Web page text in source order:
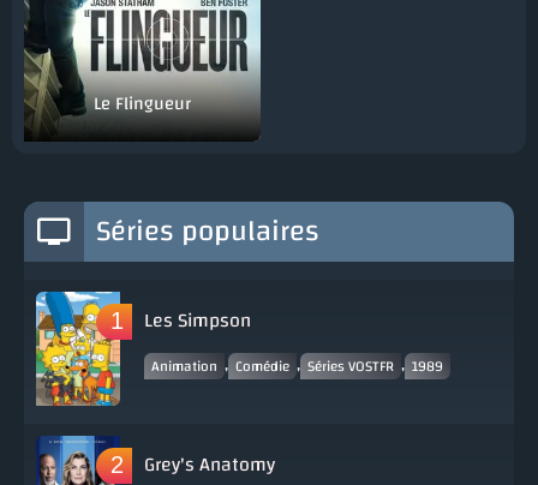
Le Flingueur
Séries populaires
Les Simpson
Animation , Comédie , Séries VOSTFR , 1989
Grey's Anatomy